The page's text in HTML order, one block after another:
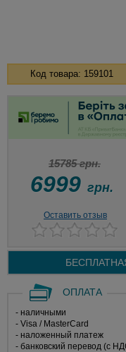
Код товара: 159101
15785 грн.
6999 грн.
Оставить отзыв
ОПЛАТА
- наличными
- Visa / MasterCard
- наложенный платеж
- банковский перевод (с